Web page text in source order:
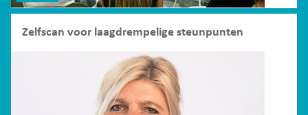
Zelfscan voor laagdrempelige steunpunten